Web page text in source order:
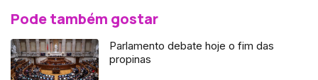
Pode também gostar
Parlamento debate hoje o fim das
propinas